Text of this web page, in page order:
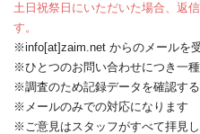
土日祝祭日にいただいた場合、返
す。
※info[at]zaim.net からのメールを
※ひとつのお問い合わせにつき一
※調査のため記録データを確認す
※メールのみでの対応になります
※ご意見はスタッフがすべて拝見